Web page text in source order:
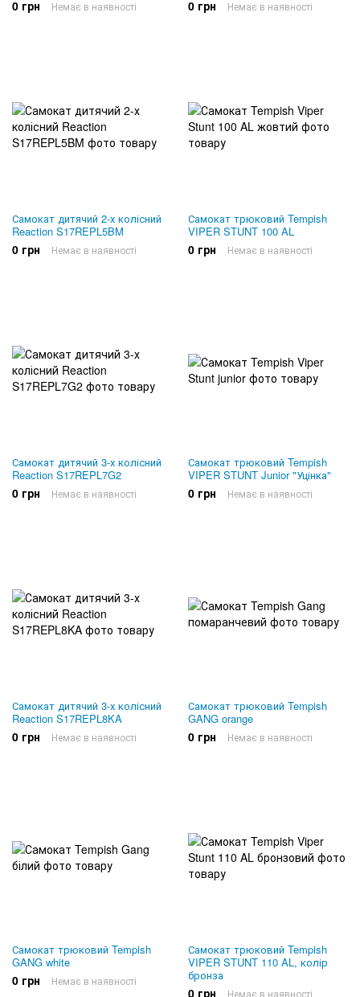
0 грн Немає в наявності 0 грн Немає в наявності
Самокат дитячий 2-х колісний
Reaction S17REPL5BM
0 грн Немає в наявності
Самокат трюковий Tempish
VIPER STUNT 100 AL
0 грн Немає в наявності
Самокат дитячий 3-х колісний
Reaction S17REPL7G2
0 грн Немає в наявності
Самокат трюковий Tempish
VIPER STUNT Junior "Уцінка"
0 грн Немає в наявності
Самокат дитячий 3-х колісний
Reaction S17REPL8KA
0 грн Немає в наявності
Самокат трюковий Tempish
GANG orange
0 грн Немає в наявності
Самокат трюковий Tempish
GANG white
0 грн Немає в наявності
Самокат трюковий Tempish
VIPER STUNT 110 AL, колір
бронза
0 грн Немає в наявності